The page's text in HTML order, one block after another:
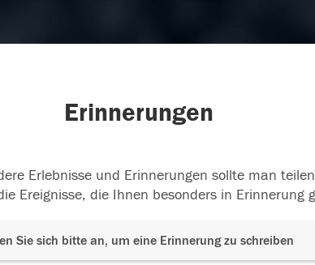
Erinnerungen
Erlebnisse und Erinnerungen sollte man
Ereignisse, die Ihnen besonders in Erinnerung
Sie sich bitte an, um eine Erinnerung zu schreiben